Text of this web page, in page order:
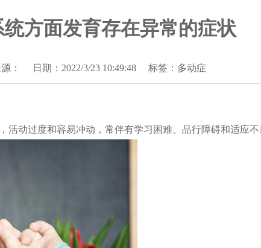
方面发育存在异常的症状
： 日期：2022/3/23 10:49:48 标签： 多动症
活动过度和容易冲动，常伴有学习困难、品行障碍和适应不